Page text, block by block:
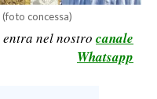
concessa)
nel nostro canale
Whatsapp